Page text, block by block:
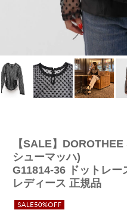
【SALE】
シューマッハ)
G11814-36 ドットレー
レディース 正規品